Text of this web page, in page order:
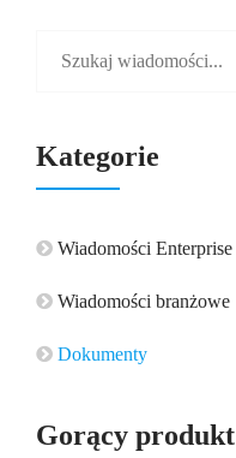
Kategorie
Wiadomości Enterprise
Wiadomości branżowe
Dokumenty
Gorący produkt